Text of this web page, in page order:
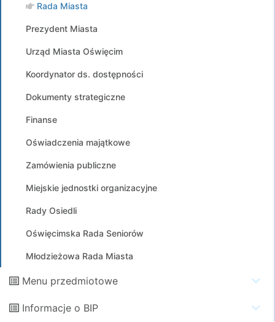
Rada Miasta
Prezydent Miasta
Urząd Miasta Oświęcim
Koordynator ds. dostępności
Dokumenty strategiczne
Finanse
Oświadczenia majątkowe
Zamówienia publiczne
Miejskie jednostki organizacyjne
Rady Osiedli
Oświęcimska Rada Seniorów
Młodzieżowa Rada Miasta
Menu przedmiotowe
Informacje o BIP